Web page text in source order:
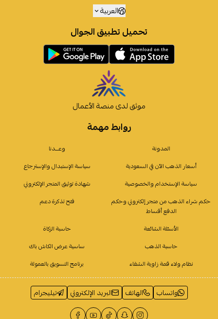
روابط مهمة
المدونة
وعـــدنا
أسعار الذهب الآن في السعودية
سياسة الإستبدال والإسترجاع
سياسة الإستخدام والخصوصية
شهادة توثيق المتجر الإلكتروني
حكم شراء الذهب من متجر إلكتروني وحكم
الدفع أقساط
فتح تذكرة دعم
الأسئلة الشائعة
حاسبة الزكاة
حاسبة الذهب
ساسية عرض الكاش باك
نظام ولاء قمة زاوية الشفاء
برنامج التسويق بالعمولة
العربية
تحميل تطبيق الجوال
موثق لدى منصة الأعمال
واتساب الهاتف البريد الإلكتروني تيليجرام